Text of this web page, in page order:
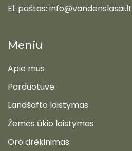
Meniu
Apie mus
Parduotuvė
Landšafto laistymas
Žemės ūkio laistymas
Oro drėkinimas
El. paštas: info@vandenslasai.lt